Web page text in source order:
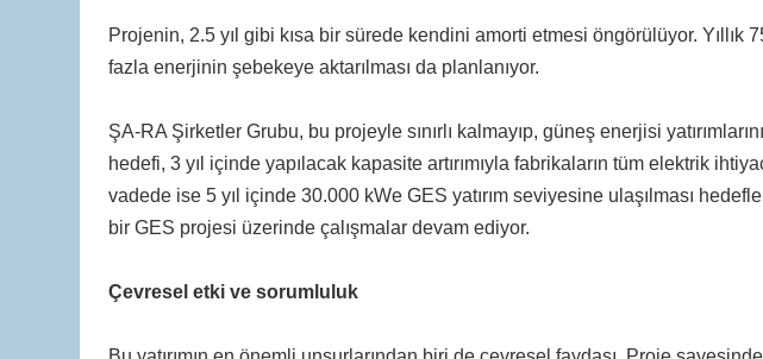
Projenin, 2.5 yıl gibi kısa bir sürede kendini amorti etmesi öngörülüyor.
fazla enerjinin şebekeye aktarılması da planlanıyor.
ŞA-RA Şirketler Grubu, bu projeyle sınırlı kalmayıp, güneş enerjisi
hedefi, 3 yıl içinde yapılacak kapasite artırımıyla fabrikaların tüm elektrik
vadede ise 5 yıl içinde 30.000 kWe GES yatırım seviyesine ulaşılması
bir GES projesi üzerinde çalışmalar devam ediyor.
Çevresel etki ve sorumluluk